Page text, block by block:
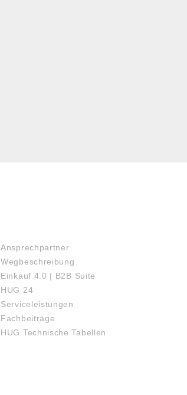
Ansprechpartner
Wegbeschreibung
Einkauf 4.0 | B2B Suite
HUG 24
Serviceleistungen
Fachbeiträge
HUG Technische Tabellen